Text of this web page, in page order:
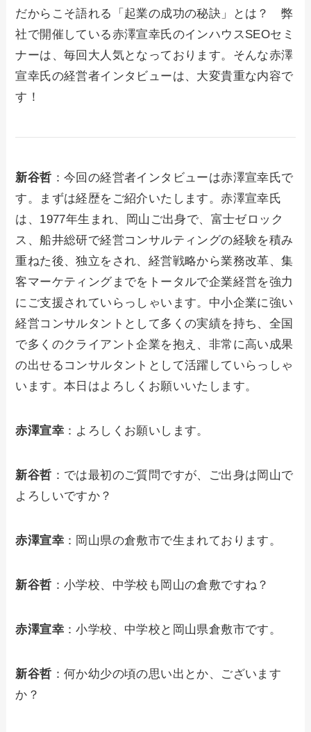
だからこそ語れる「起業の成功の秘訣」とは？ 弊
社で開催している赤澤宣幸氏のインハウスSEOセミ
ナーは、毎回大人気となっております。そんな赤澤
宣幸氏の経営者インタビューは、大変貴重な内容で
す！
新谷哲 ：今回の経営者インタビューは赤澤宣幸氏で
す。まずは経歴をご紹介いたします。赤澤宣幸氏
は、1977年生まれ、岡山ご出身で、富士ゼロック
ス、船井総研で経営コンサルティングの経験を積み
重ねた後、独立をされ、経営戦略から業務改革、集
客マーケティングまでをトータルで企業経営を強力
にご支援されていらっしゃいます。中小企業に強い
経営コンサルタントとして多くの実績を持ち、全国
で多くのクライアント企業を抱え、非常に高い成果
の出せるコンサルタントとして活躍していらっしゃ
います。本日はよろしくお願いいたします。
赤澤宣幸 ：よろしくお願いします。
新谷哲 ：では最初のご質問ですが、ご出身は岡山で
よろしいですか？
赤澤宣幸 ：岡山県の倉敷市で生まれております。
新谷哲 ：小学校、中学校も岡山の倉敷ですね？
赤澤宣幸 ：小学校、中学校と岡山県倉敷市です。
新谷哲 ：何か幼少の頃の思い出とか、ございます
か？